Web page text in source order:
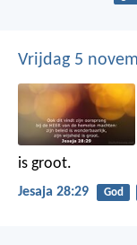
Vrijdag 5
is groot.
Jesaja 28:29 God